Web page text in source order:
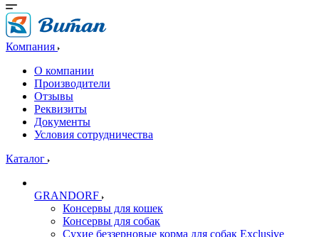
Компания
О компании
Производители
Отзывы
Реквизиты
Документы
Условия сотрудничества
Каталог
GRANDORF
Консервы для кошек
Консервы для собак
Сухие беззерновые корма для собак Exclusive